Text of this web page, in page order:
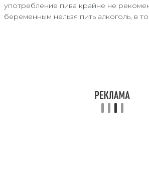
употребление пива крайне не
беременным нельзя пить алкоголь, в